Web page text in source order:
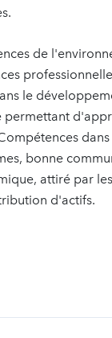
de
le
bonne
attiré par
d'actifs.